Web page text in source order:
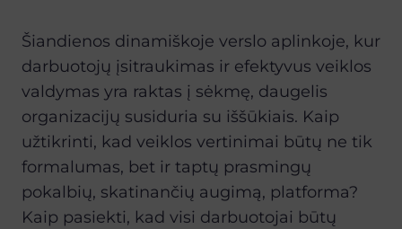
Šiandienos dinamiškoje verslo aplinkoje, kur
darbuotojų įsitraukimas ir efektyvus veiklos
valdymas yra raktas į sėkmę, daugelis
organizacijų susiduria su iššūkiais. Kaip
užtikrinti, kad veiklos vertinimai būtų ne tik
formalumas, bet ir taptų prasmingų
pokalbių, skatinančių augimą, platforma?
Kaip pasiekti, kad visi darbuotojai būtų